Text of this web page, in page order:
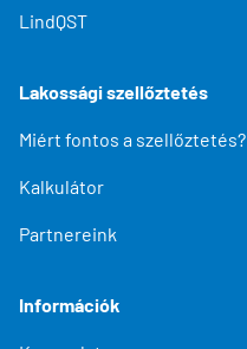
LindQST
Lakossági szellőztetés
Miért fontos a szellőztetés?
Kalkulátor
Partnereink
Információk